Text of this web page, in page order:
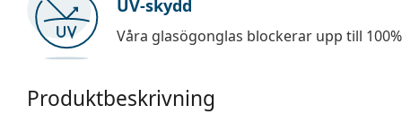
UV-skydd
Våra glasögonglas blockerar upp till
Produktbeskrivning